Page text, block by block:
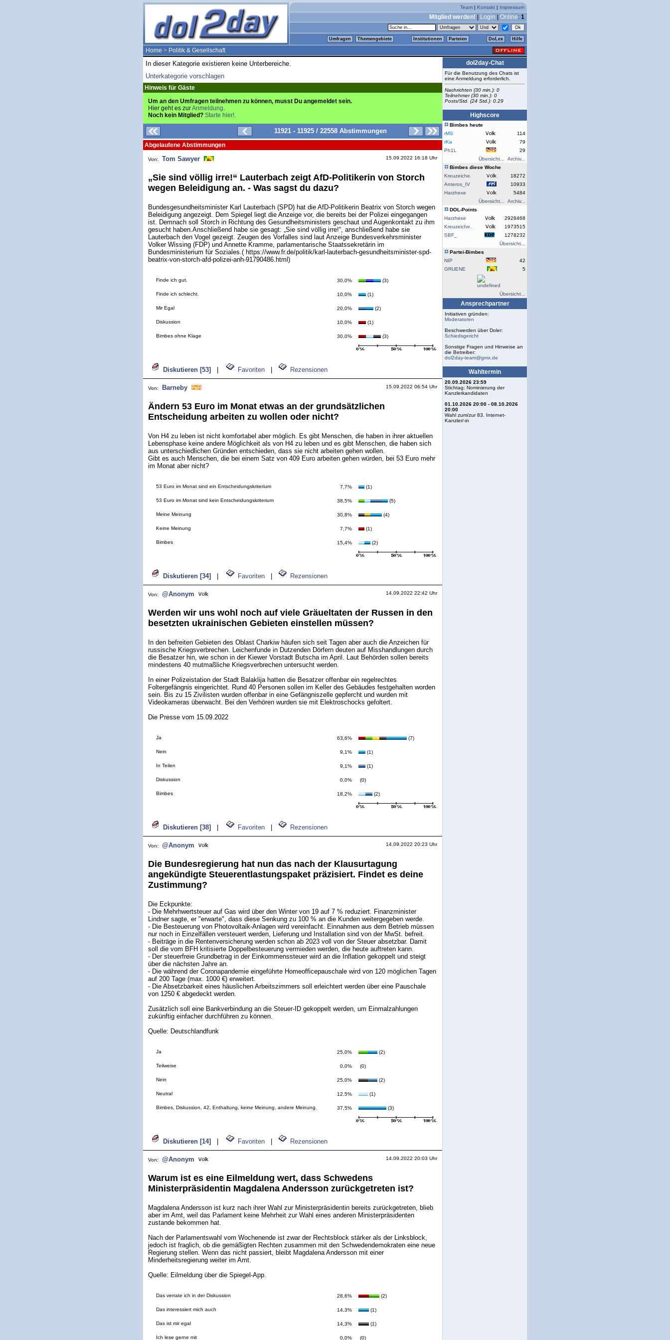
Team | Kontakt | Impressum
Mitglied werden! Login Online: 1
Umfragen Themengebiete Institutionen Parteien DoLex Hilfe
Home > Politik & Gesellschaft
In dieser Kategorie existieren keine Unterbereiche.
Unterkategorie vorschlagen
Hinweis für Gäste
Um an den Umfragen teilnehmen zu können, musst Du angemeldet sein.
Hier geht es zurAnmeldung.
Noch kein Mitglied? Starte hier!.
11921 - 11925 / 22558 Abstimmungen
Abgelaufene Abstimmungen
Von: Tom Sawyer 15.09.2022 16:18 Uhr
„Sie sind völlig irre!“ Lauterbach zeigt AfD-Politikerin von Storch
wegen Beleidigung an. - Was sagst du dazu?
Bundesgesundheitsminister Karl Lauterbach (SPD) hat die AfD-Politikerin Beatrix von Storch wegen
Beleidigung angezeigt. Dem Spiegel liegt die Anzeige vor, die bereits bei der Polizei eingegangen
ist. Demnach soll Storch in Richtung des Gesundheitsministers geschaut und Augenkontakt zu ihm
gesucht haben.Anschließend habe sie gesagt: „Sie sind völlig irre!“, anschließend habe sie
Lauterbach den Vogel gezeigt. Zeugen des Vorfalles sind laut Anzeige Bundesverkehrsminister
Volker Wissing (FDP) und Annette Kramme, parlamentarische Staatssekretärin im
Bundesministerium für Soziales.( https://www.fr.de/politik/karl-lauterbach-gesundheitsminister-spd-
beatrix-von-storch-afd-polizei-anh-91790486.html)
Finde ich gut. 30,0% (3)
Finde ich schlecht. 10,0% (1)
Mir Egal 20,0% (2)
Diskussion 10,0% (1)
Bimbes ohne Klage 30,0% (3)
Diskutieren [53] Favoriten Rezensionen
Von: Barneby 15.09.2022 06:54 Uhr
Ändern 53 Euro im Monat etwas an der grundsätzlichen
Entscheidung arbeiten zu wollen oder nicht?
Von H4 zu leben ist nicht komfortabel aber möglich. Es gibt Menschen, die haben in ihrer aktuellen
Lebensphase keine andere Möglichkeit als von H4 zu leben und es gibt Menschen, die haben sich
aus unterschiedlichen Gründen entschieden, dass sie nicht arbeiten gehen wollen.
Gibt es auch Menschen, die bei einem Satz von 409 Euro arbeiten gehen würden, bei 53 Euro mehr
im Monat aber nicht?
53 Euro im Monat sind ein Entscheidungskriterium 7,7% (1)
53 Euro im Monat sind kein Entscheidungskriterium 38,5% (5)
Meine Meinung 30,8% (4)
Keine Meinung 7,7% (1)
Bimbes 15,4% (2)
Diskutieren [34] Favoriten Rezensionen
Von: @Anonym 14.09.2022 22:42 Uhr
Werden wir uns wohl noch auf viele Gräueltaten der Russen in den
besetzten ukrainischen Gebieten einstellen müssen?
In den befreiten Gebieten des Oblast Charkiw häufen sich seit Tagen aber auch die Anzeichen für
russische Kriegsverbrechen. Leichenfunde in Dutzenden Dörfern deuten auf Misshandlungen durch
die Besatzer hin, wie schon in der Kiewer Vorstadt Butscha im April. Laut Behörden sollen bereits
mindestens 40 mutmaßliche Kriegsverbrechen untersucht werden.
In einer Polizeistation der Stadt Balaklija hatten die Besatzer offenbar ein regelrechtes
Foltergefängnis eingerichtet. Rund 40 Personen sollen im Keller des Gebäudes festgehalten worden
sein. Bis zu 15 Zivilisten wurden offenbar in eine Gefängniszelle gepfercht und wurden mit
Videokameras überwacht. Bei den Verhören wurden sie mit Elektroschocks gefoltert.
Die Presse vom 15.09.2022
Ja 63,6% (7)
Nein 9,1% (1)
In Teilen 9,1% (1)
Diskussion 0,0% (0)
Bimbes 18,2% (2)
Diskutieren [38] Favoriten Rezensionen
Von: @Anonym 14.09.2022 20:23 Uhr
Die Bundesregierung hat nun das nach der Klausurtagung
angekündigte Steuerentlastungspaket präzisiert. Findet es deine
Zustimmung?
Die Eckpunkte:
- Die Mehrhwertsteuer auf Gas wird über den Winter von 19 auf 7 % reduziert. Finanzminister
Lindner sagte, er "erwarte", dass diese Senkung zu 100 % an die Kunden weitergegeben werde.
- Die Besteuerung von Photovoltaik-Anlagen wird vereinfacht. Einnahmen aus dem Betrieb müssen
nur noch in Einzelfällen versteuert werden, Lieferung und Installation sind von der MwSt. befreit.
- Beiträge in die Rentenversicherung werden schon ab 2023 voll von der Steuer absetzbar. Damit
soll die vom BFH kritisierte Doppelbesteuerung vermieden werden, die heute auftreten kann.
- Der steuerfreie Grundbetrag in der Einkommenssteuer wird an die Inflation gekoppelt und steigt
über die nächsten Jahre an.
- Die während der Coronapandemie eingeführte Homeofficepauschale wird von 120 möglichen Tagen
auf 200 Tage (max. 1000 €) erweitert.
- Die Absetzbarkeit eines häuslichen Arbeitszimmers soll erleichtert werden über eine Pauschale
von 1250 € abgedeckt werden.
Zusätzlich soll eine Bankverbindung an die Steuer-ID gekoppelt werden, um Einmalzahlungen
zukünftig einfacher durchführen zu können.
Quelle: Deutschlandfunk
Ja 25,0% (2)
Teilweise 0,0% (0)
Nein 25,0% (2)
Neutral 12,5% (1)
Bimbes, Diskussion, 42, Enthaltung, keine Meinung, andere Meinung. 37,5% (3)
Diskutieren [14] Favoriten Rezensionen
Von: @Anonym 14.09.2022 20:03 Uhr
Warum ist es eine Eilmeldung wert, dass Schwedens
Ministerpräsidentin Magdalena Andersson zurückgetreten ist?
Magdalena Andersson ist kurz nach ihrer Wahl zur Ministerpräsidentin bereits zurückgetreten, blieb
aber im Amt, weil das Parlament keine Mehrheit zur Wahl eines anderen Ministerpräsidenten
zustande bekommen hat.
Nach der Parlamentswahl vom Wochenende ist zwar der Rechtsblock stärker als der Linksblock,
jedoch ist fraglich, ob die gemäßigten Rechten zusammen mit den Schwedendemokraten eine neue
Regierung stellen. Wenn das nicht passiert, bleibt Magdalena Andersson mit einer
Minderheitsregierung weiter im Amt.
Quelle: Eilmeldung über die Spiegel-App.
Das verrate ich in der Diskussion 28,6% (2)
Das interessiert mich auch 14,3% (1)
Das ist mir egal 14,3% (1)
Ich lese gerne mit 0,0% (0)
dol2day-Chat
Für die Benutzung des Chats ist
eine Anmeldung erforderlich.
Nachrichten (30 min.): 0
Teilnehmer (30 min.): 0
Posts/Std. (24 Std.): 0.29
Highscore
Bimbes heute
rMS
114
rKa
79
Ph1L
29
Übersicht...
Archiv...
Bimbes diese Woche
Kreuzeiche.
18272
Anteros_IV
10933
Harzhexe
5484
Übersicht...
Archiv...
DOL-Points
Harzhexe
2928468
Kreuzeiche.
1973515
SBF_
1278232
Übersicht...
Partei-Bimbes
NIP
42
GRUENE
5
Übersicht...
Ansprechpartner
Initiativen gründen:
Moderatoren
Beschwerden über Doler:
Schiedsgericht
Sonstige Fragen und Hinweise an
die Betreiber:
dol2day-team@gmx.de
Wahltermin
20.09.2026 23:59
Stichtag: Nominierung der
Kanzlerkandidaten
01.10.2026 20:00 - 08.10.2026
20:00
Wahl zum/zur 83. Internet-
Kanzler/-in